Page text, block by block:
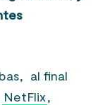
al final
NetFlix,